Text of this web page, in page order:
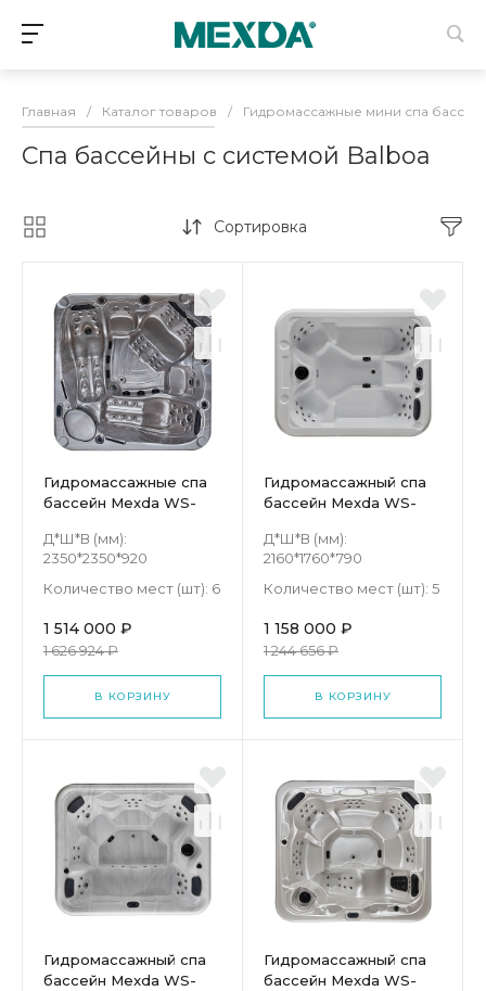
Главная / Каталог товаров / Гидромассажные мини спа
Спа бассейны с системой Balboa
Сортировка
Гидромассажные спа
бассейн Mexda WS-
Д*Ш*В (мм):
2350*2350*920
Количество мест (шт): 6
1 514 000 ₽
1 626 924 ₽
В КОРЗИНУ
Гидромассажный спа
бассейн Mexda WS-
Д*Ш*В (мм):
2160*1760*790
Количество мест (шт): 5
1 158 000 ₽
1 244 656 ₽
В КОРЗИНУ
Гидромассажный спа
бассейн Mexda WS-
Гидромассажный спа
бассейн Mexda WS-